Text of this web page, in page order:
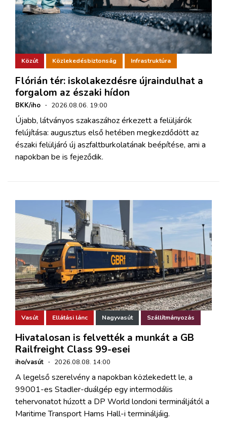
Közút Közlekedésbiztonság Infrastruktúra
Flórián tér: iskolakezdésre újraindulhat a
forgalom az északi hídon
BKK/iho · 2026.08.06. 19:00
Újabb, látványos szakaszához érkezett a felüljárók
felújítása: augusztus első hetében megkezdődött az
északi felüljáró új aszfaltburkolatának beépítése, ami a
napokban be is fejeződik.
Vasút Ellátási lánc Nagyvasút Szállítmányozás
Hivatalosan is felvették a munkát a GB
Railfreight Class 99-esei
iho/vasút · 2026.08.08. 14:00
A legelső szerelvény a napokban közlekedett le, a
99001-es Stadler-duálgép egy intermodális
tehervonatot húzott a DP World londoni termináljától a
Maritime Transport Hams Hall-i termináljáig.